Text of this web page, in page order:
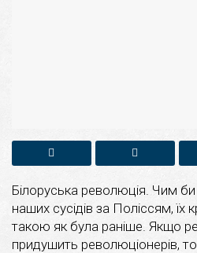
Білоруська революція. Чим би
наших сусідів за Поліссям, їх
такою як була раніше. Якщо
придушить революціонерів,